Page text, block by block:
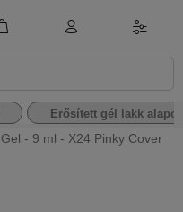
Erősített gél lakk alapok